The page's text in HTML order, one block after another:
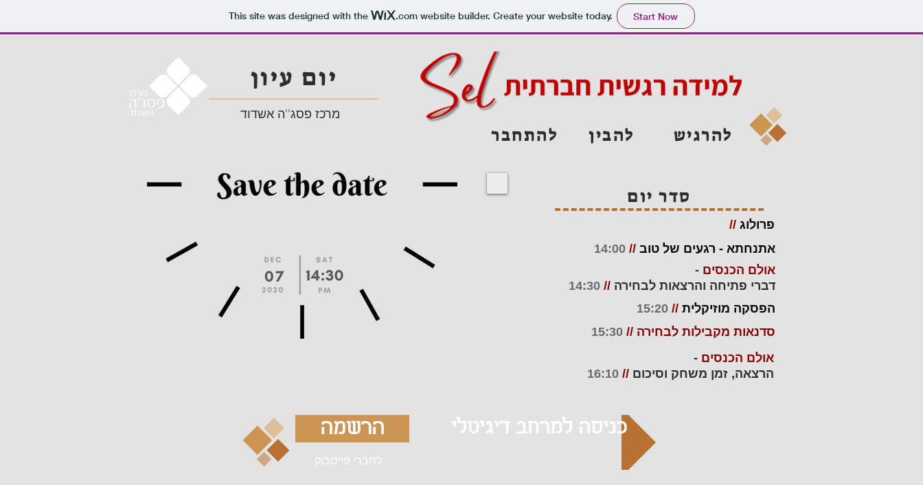
This site was designed with the .comwebsite builder. Create your website today. Start Now
יום עיון
מרכז פסג''ה אשדוד
להתחבר להבין להרגיש
סדר יום
פרולוג //
אתנחתא - רגעים של טוב //
14:00
אולם הכנסים -
דברי פתיחה והרצאות לבחירה //
14:30
הפסקה מוזיקלית //
15:20
סדנאות מקבילות לבחירה //
אולם הכנסים -
הרצאה, זמן משחק וסיכום //
16:10
הרשמה
לחברי פייסבוק
כניסה למרחב דיגיטלי